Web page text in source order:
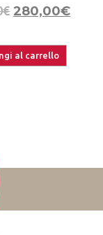
€ 280,00€
al carrello